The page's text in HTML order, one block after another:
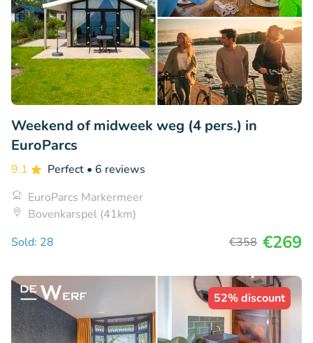
Weekend of midweek weg (4 pers.) in
EuroParcs
9.1 Perfect • 6 reviews
EuroParcs Markermeer
Bovenkarspel (41km)
Sold: 28
€358 €269
52% discount